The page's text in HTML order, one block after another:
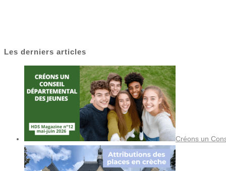
Les derniers articles
Créons un